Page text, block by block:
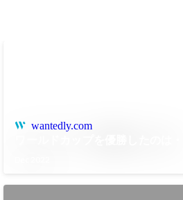
wantedly.com